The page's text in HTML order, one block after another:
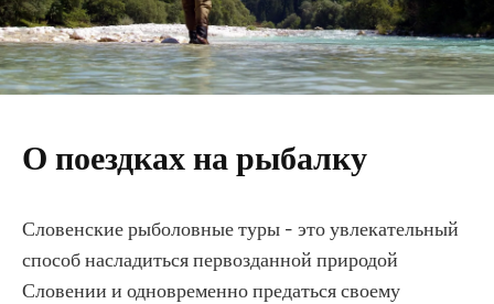
О поездках на рыбалку
Словенские рыболовные туры - это увлекательный
способ насладиться первозданной природой
Словении и одновременно предаться своему